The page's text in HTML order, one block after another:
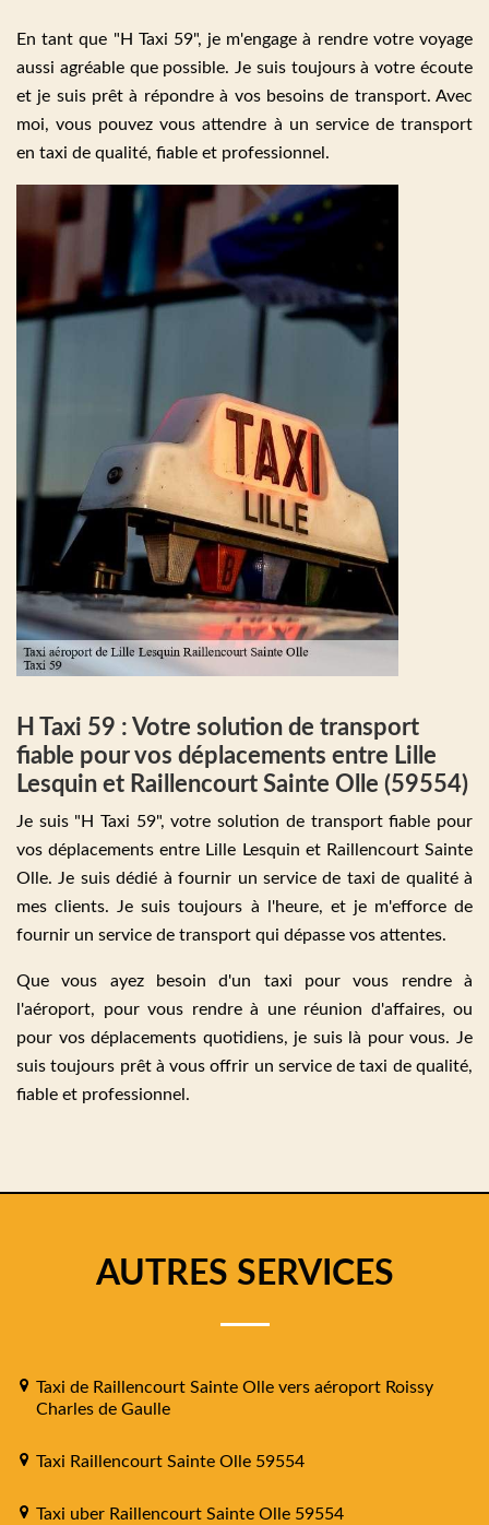
En tant que "H Taxi 59", je m'engage à rendre votre voyage
aussi agréable que possible. Je suis toujours à votre écoute
et je suis prêt à répondre à vos besoins de transport. Avec
moi, vous pouvez vous attendre à un service de transport
en taxi de qualité, fiable et professionnel.
H Taxi 59 : Votre solution de transport
fiable pour vos déplacements entre Lille
Lesquin et Raillencourt Sainte Olle (59554)
Je suis "H Taxi 59", votre solution de transport fiable pour
vos déplacements entre Lille Lesquin et Raillencourt Sainte
Olle. Je suis dédié à fournir un service de taxi de qualité à
mes clients. Je suis toujours à l'heure, et je m'efforce de
fournir un service de transport qui dépasse vos attentes.
Que vous ayez besoin d'un taxi pour vous rendre à
l'aéroport, pour vous rendre à une réunion d'affaires, ou
pour vos déplacements quotidiens, je suis là pour vous. Je
suis toujours prêt à vous offrir un service de taxi de qualité,
fiable et professionnel.
AUTRES SERVICES
Taxi de Raillencourt Sainte Olle vers aéroport Roissy
Charles de Gaulle
Taxi Raillencourt Sainte Olle 59554
Taxi uber Raillencourt Sainte Olle 59554